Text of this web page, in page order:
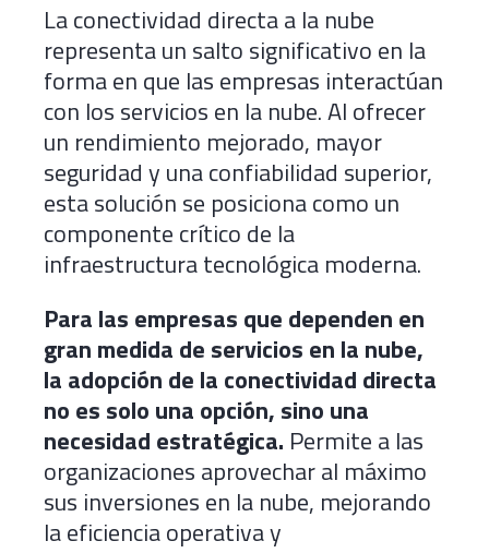
La conectividad directa a la nube
representa un salto significativo en la
forma en que las empresas interactúan
con los servicios en la nube. Al ofrecer
un rendimiento mejorado, mayor
seguridad y una confiabilidad superior,
esta solución se posiciona como un
componente crítico de la
infraestructura tecnológica moderna.
Para las empresas que dependen en
gran medida de servicios en la nube,
la adopción de la conectividad directa
no es solo una opción, sino una
necesidad estratégica. Permite a las
organizaciones aprovechar al máximo
sus inversiones en la nube, mejorando
la eficiencia operativa y